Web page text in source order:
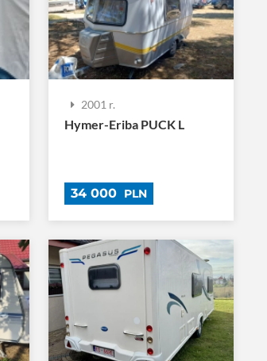
2001 r.
Hymer-Eriba PUCK L
34 000 PLN